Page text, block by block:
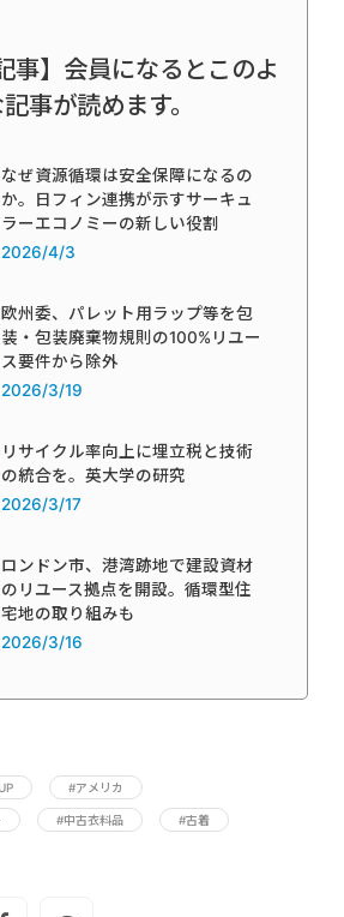
事】会員になるとこのよ
事が読めます。
なぜ資源循環は安全保障になるの
か。日フィン連携が示すサーキュ
ラーエコノミーの新しい役割
2026/4/3
欧州委、パレット用ラップ等を包
装・包装廃棄物規則の100%リユー
ス要件から除外
2026/3/19
リサイクル率向上に埋立税と技術
の統合を。英大学の研究
2026/3/17
ロンドン市、港湾跡地で建設資材
のリユース拠点を開設。循環型住
宅地の取り組みも
2026/3/16
#アメリカ
#中古衣料品 #古着